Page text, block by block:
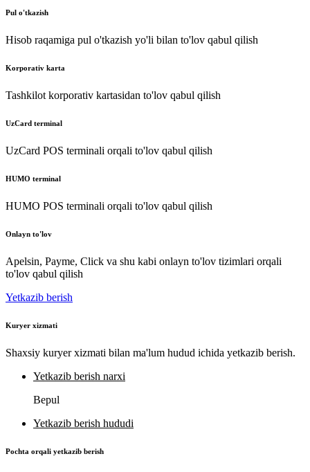
Pul o'tkazish
Hisob raqamiga pul o'tkazish yo'li bilan to'lov qabul qilish
Korporativ karta
Tashkilot korporativ kartasidan to'lov qabul qilish
UzCard terminal
UzCard POS terminali orqali to'lov qabul qilish
HUMO terminal
HUMO POS terminali orqali to'lov qabul qilish
Onlayn to'lov
Apelsin, Payme, Click va shu kabi onlayn to'lov tizimlari orqali
to'lov qabul qilish
Yetkazib berish
Kuryer xizmati
Shaxsiy kuryer xizmati bilan ma'lum hudud ichida yetkazib berish.
Yetkazib berish narxi
Bepul
Yetkazib berish hududi
Pochta orqali yetkazib berish